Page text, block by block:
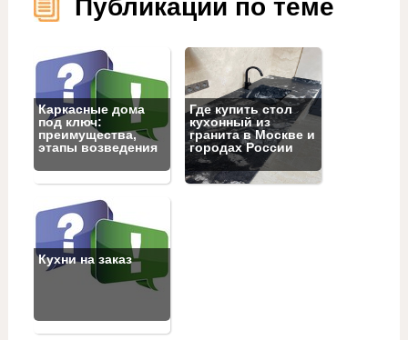
Публикации по теме
Каркасные дома
под ключ:
преимущества,
этапы возведения
Где купить стол
кухонный из
гранита в Москве и
городах России
Кухни на заказ